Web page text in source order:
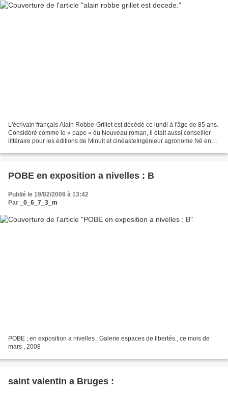
L'écrivain français Alain Robbe-Grillet est décédé ce lundi à l'âge de 85 ans.
Considéré comme le « pape » du Nouveau roman, il était aussi conseiller
littéraire pour les éditions de Minuit et cinéasteIngénieur agronome Né en
POBE en exposition a nivelles : B
Publié le 19/02/2008 à 13:42
Par
_0_6_7_3_m
POBE ; en exposition a nivelles ; Galerie espaces de libertés , ce mois de
mars , 2008
saint valentin a Bruges :